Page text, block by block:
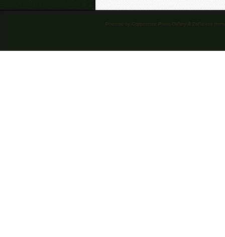
Powered by Coppermine Photo Gallery & Zaffatasa